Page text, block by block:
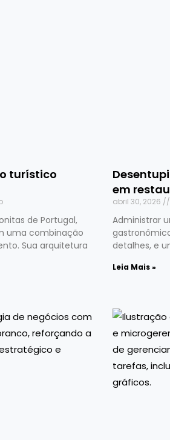
turístico
de Portugal,
uma combinação
Sua arquitetura
em
abril 30, 2026
Administrar
detalhes, e
Leia Mais »